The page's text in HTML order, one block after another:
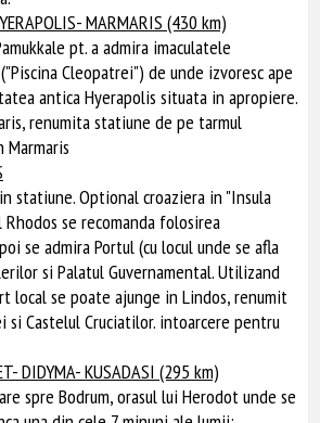
MARMARIS (430 km)
pt. a admira imaculatele
Cleopatrei") de unde izvoresc ape
antica Hyerapolis situata in apropiere.
renumita statiune de pe tarmul
Marmaris
statiune. Optional croaziera in "Insula
se recomanda folosirea
se admira Portul (cu locul unde se afla
si Palatul Guvernamental. Utilizand
local se poate ajunge in Lindos, renumit
Castelul Cruciatilor. intoarcere pentru
DIDYMA- KUSADASI (295 km)
spre Bodrum, orasul lui Herodot unde se